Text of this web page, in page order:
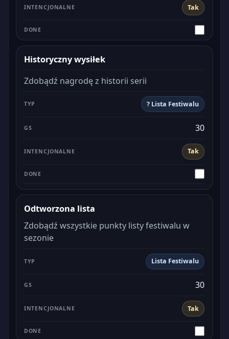
Tak
Historyczny wysiłek
Zdobądź nagrodę z historii serii
? Lista Festiwalu
Tak
30
Odtworzona lista
Zdobądź wszystkie punkty listy festiwalu w
sezonie
Lista Festiwalu
Tak
30